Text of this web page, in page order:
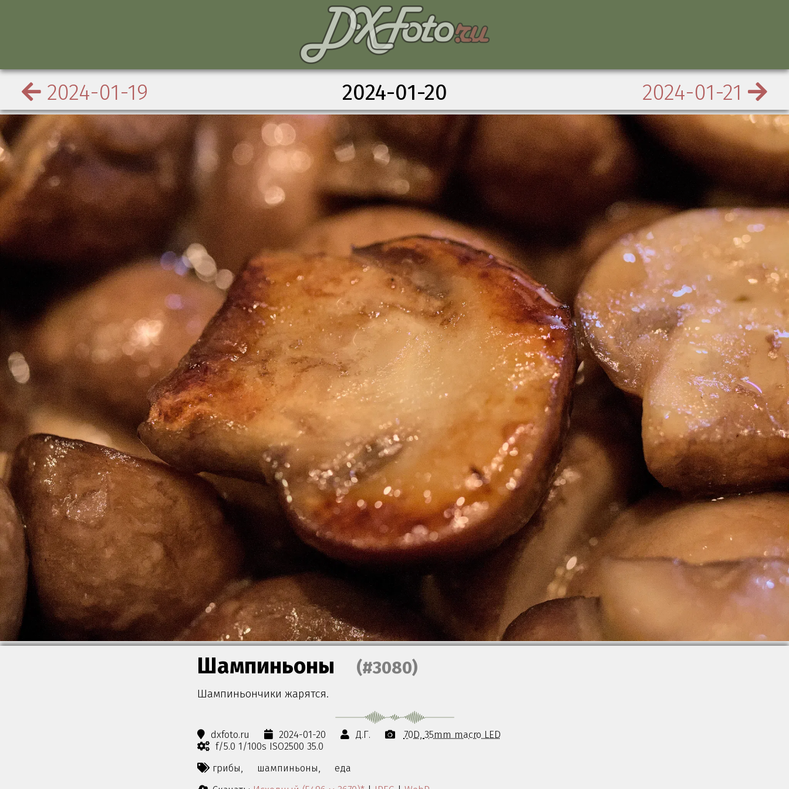
2024-01-19 2024-01-20 2024-01-21
Шампиньоны (#3080)
Шампиньончики жарятся.
dxfoto.ru 2024-01-20 Д.Г. 70D 35mm macro LED
f/5.0 1/100s ISO2500 35.0
грибы,
шампиньоны,
еда